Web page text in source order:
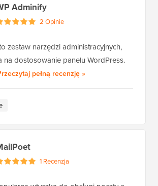
Adminify
2 Opinie
zestaw narzędzi administracyjnych,
na dostosowanie panelu WordPress.
pełną recenzjęWP Adminify
»
1 Recenzja